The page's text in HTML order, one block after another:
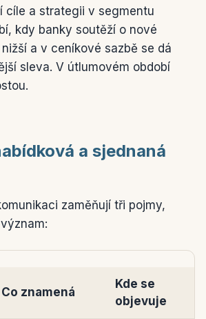
cíle a strategii v segmentu
kdy banky soutěží o nové
a v ceníkové sazbě se dá
sleva. V útlumovém období
a sjednaná
zaměňují tři pojmy,
Co znamená
Kde se
objevuje